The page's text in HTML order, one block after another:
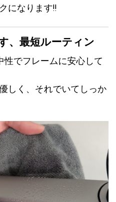
になります!!
、最短ルーティン
性でフレームに安心して
しく、それでいてしっか